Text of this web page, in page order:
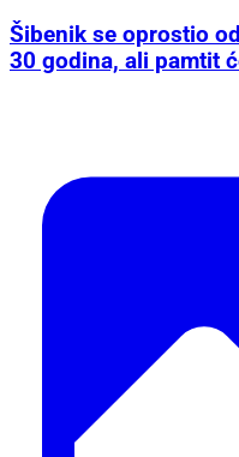
Šibenik se oprostio
30 godina, ali pamtit